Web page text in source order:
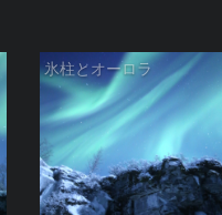
氷柱とオーロラ